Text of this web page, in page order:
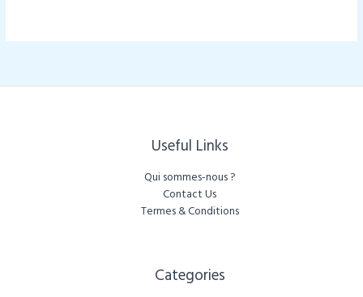
Useful Links
Qui sommes-nous ?
Contact Us
Termes & Conditions
Categories​